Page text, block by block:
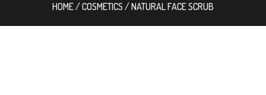
HOME/COSMETICS / NATURAL FACE SCRUB